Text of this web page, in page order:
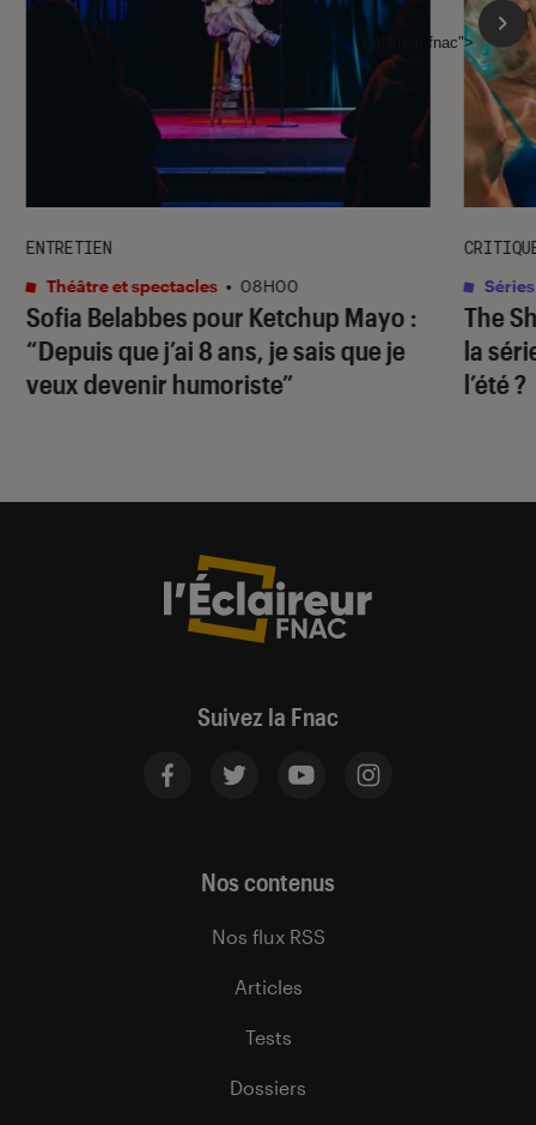
Sofia Belabbes pour Ketchup Mayo :
“Depuis que j’ai 8 ans, je sais que je
veux devenir humoriste”
ENTRETIEN
Théâtre et spectacles • 08H00
The
la
l’été ?
Séries
l'Éclaireur fnac">
Suivez la Fnac
Nos contenus
Nos flux RSS
Articles
Tests
Dossiers